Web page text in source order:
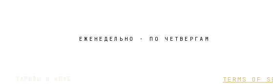
ЕЖЕНЕДЕЛЬНО · ПО ЧЕТВЕРГАМ
ТАРИФЫ И КЛУБ
TERMS OF